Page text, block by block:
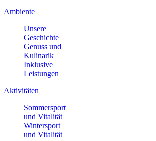
Ambiente
Unsere
Geschichte
Genuss und
Kulinarik
Inklusive
Leistungen
Aktivitäten
Sommersport
und Vitalität
Wintersport
und Vitalität